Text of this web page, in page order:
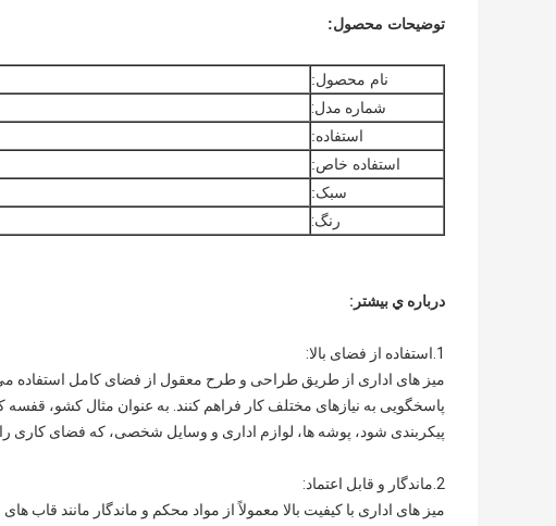
توضیحات محصول:
نام محصول:
شماره مدل:
استفاده:
استفاده خاص:
سبک:
رنگ:
درباره ي بيشتر:
1. استفاده از فضای بالا:
میز های اداری از طریق طراحی و طرح معقول از فضای کامل استفاده
پاسخگویی به نیازهای مختلف کار فراهم کنند. به عنوان مثال کشو،
پیکربندی شود، پوشه ها، لوازم اداری و وسایل شخصی، که فضای کاری
2. ماندگار و قابل اعتماد:
میز های اداری با کیفیت بالا معمولاً از مواد محکم و ماندگار مانند قاب